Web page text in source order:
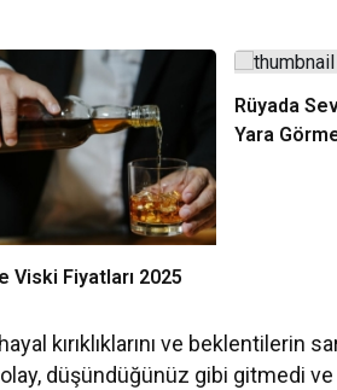
Viski Fiyatları 2025
Rüyada
Yara
kırıklıklarını ve beklentilerin
düşündüğünüz gibi gitmedi